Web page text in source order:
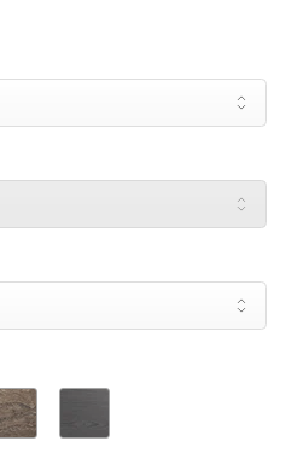
fronter. Benkeplate og